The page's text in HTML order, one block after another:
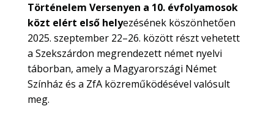
Történelem Versenyen a 10. évfolyamosok
közt elért első helyezésének köszönhetően
2025. szeptember 22–26. között részt vehetett
a Szekszárdon megrendezett német nyelvi
táborban, amely a Magyarországi Német
Színház és a ZfA közreműködésével valósult
meg.